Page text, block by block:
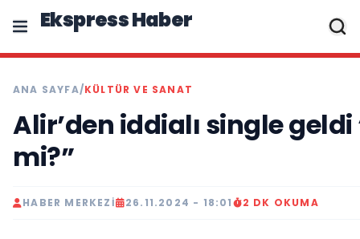
Ekspress Haber
ANA SAYFA/KÜLTÜR VE SANAT
Alir’den iddialı single
mi?”
HABER MERKEZI 26.11.2024 - 18:01 2 DK OKUMA